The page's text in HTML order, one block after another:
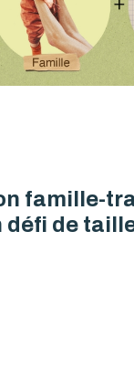
famille-
défi de